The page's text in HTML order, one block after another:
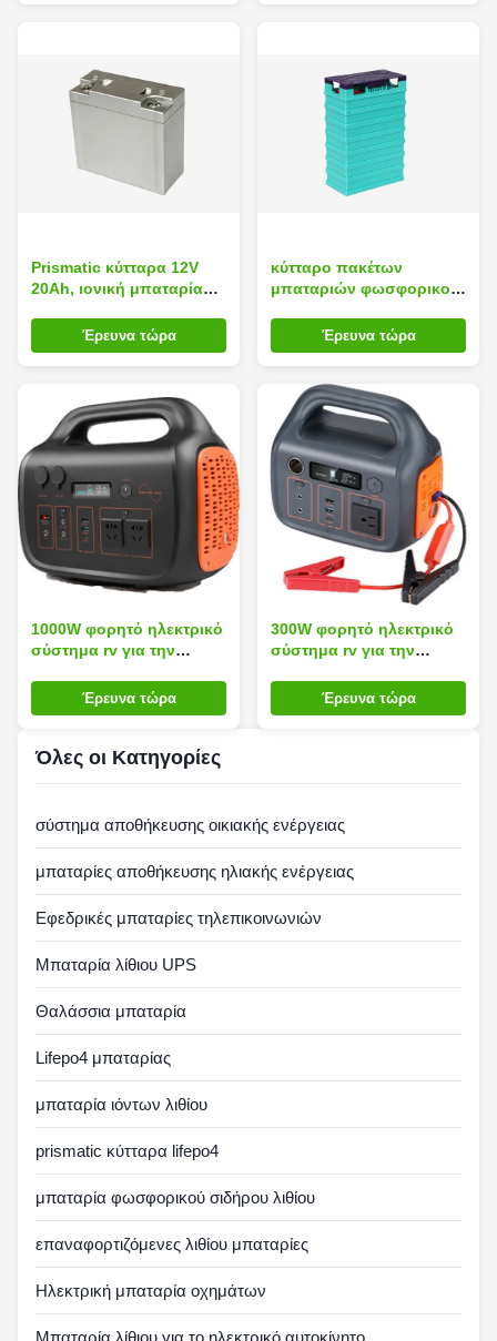
Prismatic κύτταρα 12V
20Ah, ιονική μπαταρία
βαρκών λίθιου
Έρευνα τώρα
κύτταρο πακέτων
μπαταριών φωσφορικού
3.2V 60Ah για τη
μοτοσικλέτα/ναυτικό/rv
Έρευνα τώρα
1000W φορητό ηλεκτρικό
σύστημα rv για την
ενέργειαςΈρευνα τώρα
300W φορητό ηλεκτρικό
σύστημα rv για την
ενέργειαςΈρευνα τώρα
Όλες οι Κατηγορίες
σύστημα αποθήκευσης οικιακής ενέργειας
μπαταρίες αποθήκευσης ηλιακής ενέργειας
Εφεδρικές μπαταρίες τηλεπικοινωνιών
Μπαταρία λίθιου UPS
Θαλάσσια μπαταρία
Lifepo4 μπαταρίας
μπαταρία ιόντων λιθίου
prismatic κύτταρα lifepo4
μπαταρία φωσφορικού σιδήρου λιθίου
επαναφορτιζόμενες λιθίου μπαταρίες
Ηλεκτρική μπαταρία οχημάτων
Μπαταρία λίθιου για το ηλεκτρικό αυτοκίνητο